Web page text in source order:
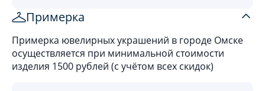
Примерка
Примерка ювелирных украшений в городе Омске
осуществляется при минимальной стоимости
изделия 1500 рублей (с учётом всех скидок)